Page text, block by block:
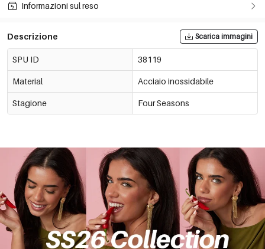
Informazioni sul reso
Descrizione Scarica immagini
SPU ID 38119
Material Acciaio inossidabile
Stagione Four Seasons